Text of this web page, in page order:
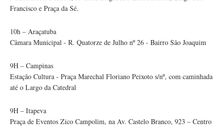
Francisco e Praça da Sé.
10h – Araçatuba
Câmara Municipal - R. Quatorze de Julho nº 26 - Bairro São Joaquim
9H – Campinas
Estação Cultura - Praça Marechal Floriano Peixoto s/nº, com caminhada
até o Largo da Catedral
9H – Itapeva
Praça de Eventos Zico Campolim, na Av. Castelo Branco, 923 – Centro